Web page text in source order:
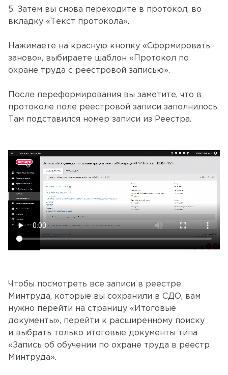
5. Затем вы снова переходите в протокол, во
вкладку «Текст протокола».
Нажимаете на красную кнопку «Сформировать
заново», выбираете шаблон «Протокол по
охране труда с реестровой записью».
После переформирования вы заметите, что в
протоколе поле реестровой записи заполнилось.
Там подставился номер записи из Реестра.
Чтобы посмотреть все записи в реестре
Минтруда, которые вы сохранили в СДО, вам
нужно перейти на страницу «Итоговые
документы», перейти к расширенному поиску
и выбрать только итоговые документы типа
«Запись об обучении по охране труда в реестр
Минтруда».